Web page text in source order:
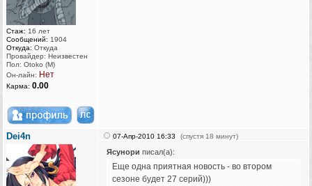
Стаж: 16 лет
Сообщений: 1904
Откуда: Откуда
Провайдер: Неизвестен
Пол: Otoko (M)
Он-лайн: Нет
Карма: 0.00
Dei4n 07-Апр-2010 16:33 (спустя 18 минут)
Ясунори писал(а):
Еще одна приятная новость - во втором
сезоне будет 27 серий)))